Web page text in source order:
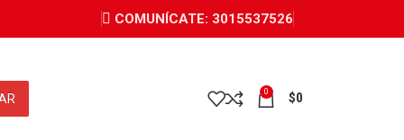
COMUNÍCATE: 3015537526
0 $0